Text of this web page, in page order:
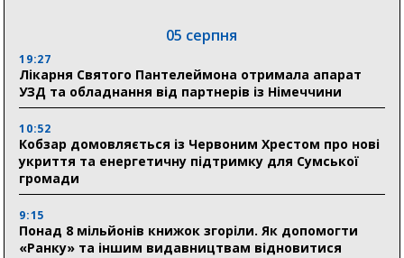
05 серпня
19:27
Лікарня Святого Пантелеймона отримала апарат
УЗД та обладнання від партнерів із Німеччини
10:52
Кобзар домовляється із Червоним Хрестом про нові
укриття та енергетичну підтримку для Сумської
громади
9:15
Понад 8 мільйонів книжок згоріли. Як допомогти
«Ранку» та іншим видавництвам відновитися